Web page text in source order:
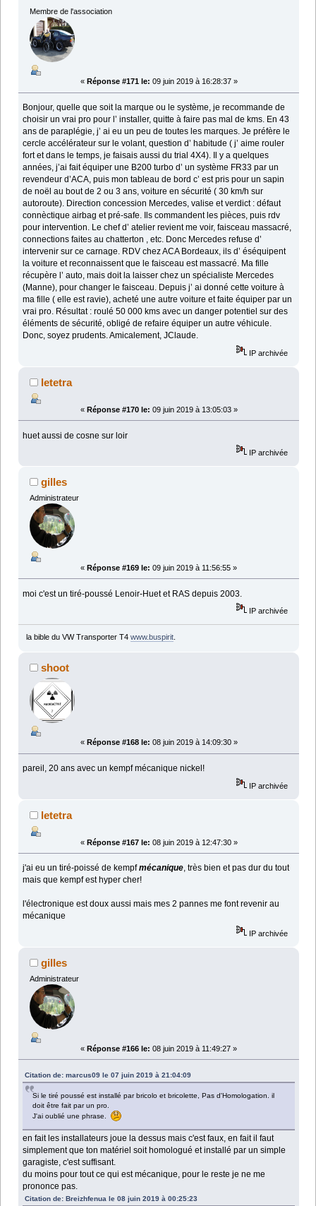
Membre de l'association
« Réponse #171 le: 09 juin 2019 à 16:28:37 »
Bonjour, quelle que soit la marque ou le système, je recommande de
choisir un vrai pro pour l’ installer, quitte à faire pas mal de kms. En 43
ans de paraplégie, j’ ai eu un peu de toutes les marques. Je préfère le
cercle accélérateur sur le volant, question d’ habitude ( j’ aime rouler
fort et dans le temps, je faisais aussi du trial 4X4). Il y a quelques
années, j’ai fait équiper une B200 turbo d’ un système FR33 par un
revendeur d’ACA, puis mon tableau de bord c’ est pris pour un sapin
de noël au bout de 2 ou 3 ans, voiture en sécurité ( 30 km/h sur
autoroute). Direction concession Mercedes, valise et verdict : défaut
connèctique airbag et pré-safe. Ils commandent les pièces, puis rdv
pour intervention. Le chef d’ atelier revient me voir, faisceau massacré,
connections faites au chatterton , etc. Donc Mercedes refuse d’
intervenir sur ce carnage. RDV chez ACA Bordeaux, ils d’ éséquipent
la voiture et reconnaissent que le faisceau est massacré. Ma fille
récupère l’ auto, mais doit la laisser chez un spécialiste Mercedes
(Manne), pour changer le faisceau. Depuis j’ ai donné cette voiture à
ma fille ( elle est ravie), acheté une autre voiture et faite équiper par un
vrai pro. Résultat : roulé 50 000 kms avec un danger potentiel sur des
éléments de sécurité, obligé de refaire équiper un autre véhicule.
Donc, soyez prudents. Amicalement, JClaude.
IP archivée
letetra
« Réponse #170 le: 09 juin 2019 à 13:05:03 »
huet aussi de cosne sur loir
IP archivée
gilles
Administrateur
« Réponse #169 le: 09 juin 2019 à 11:56:55 »
moi c'est un tiré-poussé Lenoir-Huet et RAS depuis 2003.
IP archivée
la bible du VW Transporter T4 www.buspirit.
shoot
« Réponse #168 le: 08 juin 2019 à 14:09:30 »
pareil, 20 ans avec un kempf mécanique nickel!
IP archivée
letetra
« Réponse #167 le: 08 juin 2019 à 12:47:30 »
j'ai eu un tiré-poissé de kempfmécanique, très bien et pas dur du tout
mais que kempf est hyper cher!
l'électronique est doux aussi mais mes 2 pannes me font revenir au
mécanique
IP archivée
gilles
Administrateur
« Réponse #166 le: 08 juin 2019 à 11:49:27 »
Citation de: marcus09 le 07 juin 2019 à 21:04:09
Si le tiré poussé est installé par bricolo et bricolette, Pas d'Homologation. il
doit être fait par un pro.
J'ai oublié une phrase.
en fait les installateurs joue la dessus mais c'est faux, en fait il faut
simplement que ton matériel soit homologué et installé par un simple
garagiste, c'est suffisant.
du moins pour tout ce qui est mécanique, pour le reste je ne me
prononce pas.
Citation de: Breizhfenua le 08 juin 2019 à 00:25:23